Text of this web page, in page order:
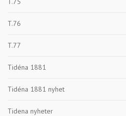
T.76
T.77
Tidéna 1881
Tidéna 1881 nyhet
Tidena nyheter